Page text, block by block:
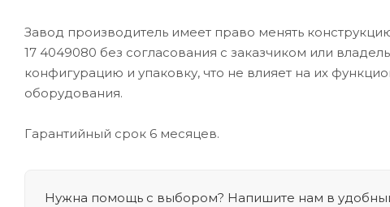
Завод производитель имеет право менять
17 4049080 без согласования с заказчиком или
конфигурацию и упаковку, что не влияет на их
оборудования.
Гарантийный срок 6 месяцев.
Нужна помощь с выбором? Напишите нам в